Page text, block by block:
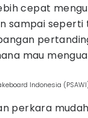
cepat
sampai seperti
mau
Indonesia
perkara